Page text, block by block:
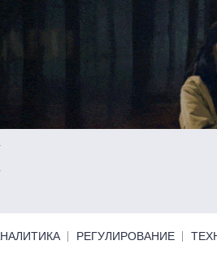
РЕГУЛИРОВАНИЕ